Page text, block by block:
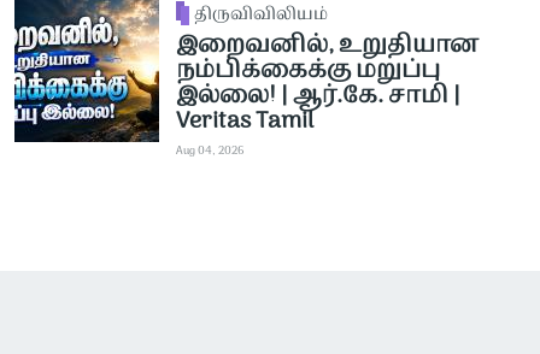
திருவிவிலியம்
இறைவனில், உறுதியான
நம்பிக்கைக்கு மறுப்பு
இல்லை! | ஆர்.கே. சாமி |
Veritas Tamil
Aug 04, 2026